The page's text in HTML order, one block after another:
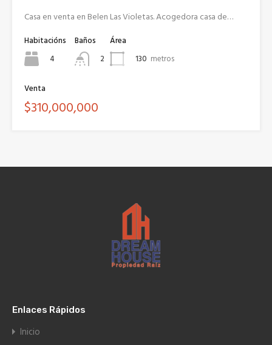
Casa en venta en Belen Las Violetas. Acogedora casa de…
Habitacións
4
Baños
2
Área
130 metros
Venta
$310,000,000
Enlaces Rápidos
Inicio